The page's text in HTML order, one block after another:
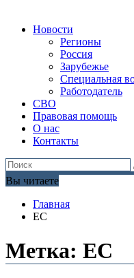
Новости
Регионы
Россия
Зарубежье
Специальная
Работодатель
СВО
Правовая помощь
О нас
Контакты
Вы читаете
Главная
ЕС
Метка: ЕС